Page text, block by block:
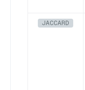
JACCARD